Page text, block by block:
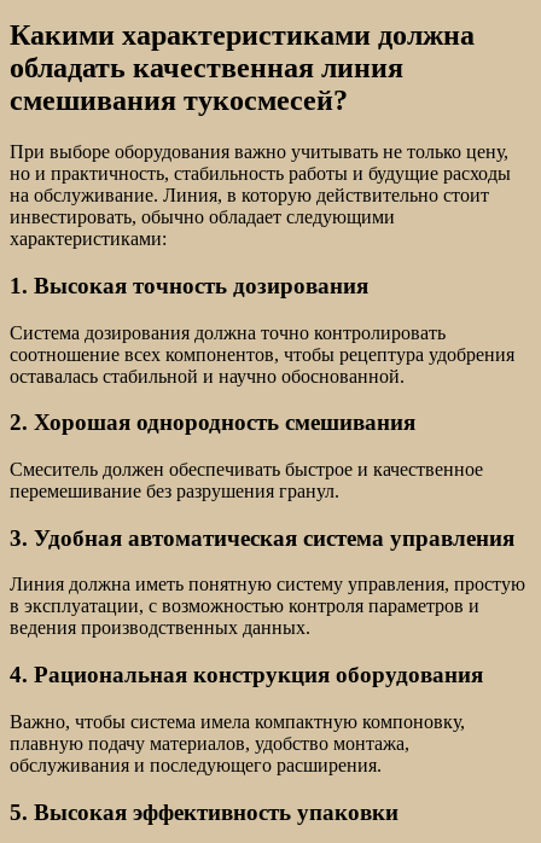
Какими характеристиками должна
обладать качественная линия
смешивания тукосмесей?
При выборе оборудования важно учитывать не только цену,
но и практичность, стабильность работы и будущие расходы
на обслуживание. Линия, в которую действительно стоит
инвестировать, обычно обладает следующими
характеристиками:
1. Высокая точность дозирования
Система дозирования должна точно контролировать
соотношение всех компонентов, чтобы рецептура удобрения
оставалась стабильной и научно обоснованной.
2. Хорошая однородность смешивания
Смеситель должен обеспечивать быстрое и качественное
перемешивание без разрушения гранул.
3. Удобная автоматическая система управления
Линия должна иметь понятную систему управления, простую
в эксплуатации, с возможностью контроля параметров и
ведения производственных данных.
4. Рациональная конструкция оборудования
Важно, чтобы система имела компактную компоновку,
плавную подачу материалов, удобство монтажа,
обслуживания и последующего расширения.
5. Высокая эффективность упаковки